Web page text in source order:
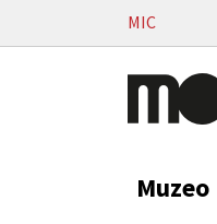
Vai al contenutoMIC
Muzeo